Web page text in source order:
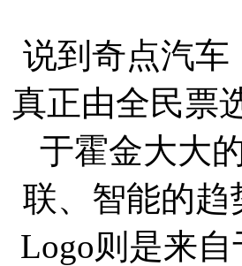
说到奇点汽
真正由全民票
于霍金大大
联、智能的
Logo则是来